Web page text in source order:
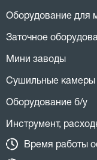
Оборудование для
Заточное
Мини заводы
Сушильные камеры
Оборудование б/у
Инструмент,
Время работы